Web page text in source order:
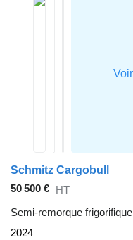
Schmitz Cargobull
50 500 € HT
Semi-remorque frigorifique
2024